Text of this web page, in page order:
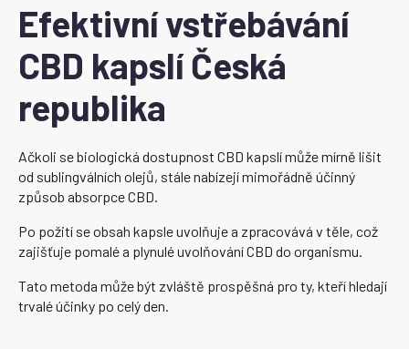
Efektivní vstřebávání
CBD kapslí Česká
republika
Ačkoli se biologická dostupnost CBD kapslí může mírně lišit
od sublingválních olejů, stále nabízejí mimořádně účinný
způsob absorpce CBD.
Po požití se obsah kapsle uvolňuje a zpracovává v těle, což
zajišťuje pomalé a plynulé uvolňování CBD do organismu.
Tato metoda může být zvláště prospěšná pro ty, kteří hledají
trvalé účinky po celý den.